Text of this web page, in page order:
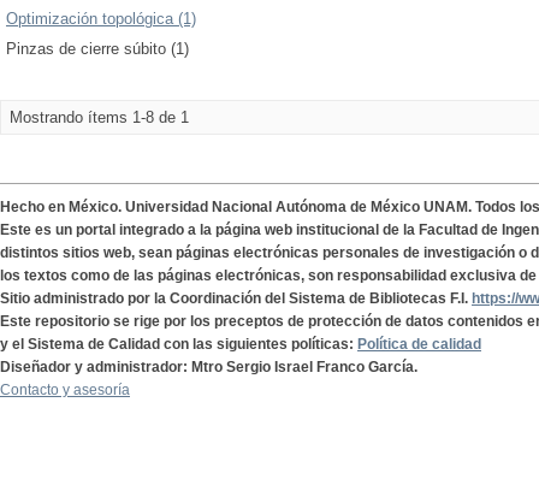
Optimización topológica (1)
Pinzas de cierre súbito (1)
Mostrando ítems 1-8 de 1
Hecho en México. Universidad Nacional Autónoma de México UNAM. Todos
Este es un portal integrado a la página web institucional de la Facultad de
distintos sitios web, sean páginas electrónicas personales de investigación o
los textos como de las páginas electrónicas, son responsabilidad exclusiva
Sitio administrado por la Coordinación del Sistema de Bibliotecas F.I. https://
Este repositorio se rige por los preceptos de protección de datos contenidos
y el Sistema de Calidad con las siguientes políticas: Política de calidad
Diseñador y administrador: Mtro Sergio Israel Franco García.
Contacto y asesoría